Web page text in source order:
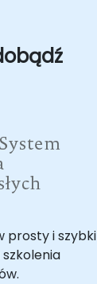
prosty i szybki